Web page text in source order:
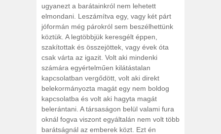
ugyanezt a barátainkról nem lehetett
elmondani. Leszámítva egy, vagy két párt
jóformán még párokról sem beszélhettünk
köztük. A legtöbbjük keresgélt éppen,
szakítottak és összejöttek, vagy évek óta
csak várta az igazit. Volt aki mindenki
számára egyértelműen kilátástalan
kapcsolatban vergődött, volt aki direkt
belekormányozta magát egy nem boldog
kapcsolatba és volt aki hagyta magát
belerántani. A társaságon belül valami fura
oknál fogva viszont egyáltalán nem volt több
barátságnál az emberek közt. Ezt én